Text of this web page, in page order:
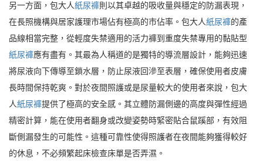
另一方面，包大人紙尿褲則以其卓越的吸收量與穩定的防漏表現，
在長照機構與居家護理市場佔有極高的市佔率。包大人紙尿褲的產
品線相當完整，從輕度失禁適用的活力褲到重度失禁專用的黏貼型
紙尿褲應有盡有。其最為人稱道的是獨特的導流層設計，能夠迅速
將尿液向下傳導至鎖水層，防止尿液回滲至表層，確保使用者皮膚
長時間保持乾爽。對於夜間照護或是尿量較大的使用者來說，包大
人紙尿褲提供了極高的安全感。其立體防漏側邊的高度與彈性經過
精密計算，能在使用者翻身或改變姿勢時緊密貼合鼠蹊部，有效阻
斷側漏發生的可能性。這種可靠性使得照護者在夜間能夠獲得較好
的休息，不必頻繁起床檢查床單是否弄濕。